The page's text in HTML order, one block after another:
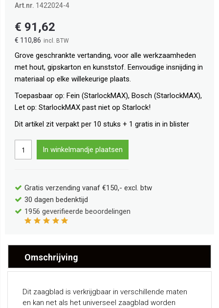
Art.nr. 1422024-4
€ 110,86
€ 91,62
Grove geschrankte vertanding, voor alle werkzaamheden
met hout, gipskarton en kunststof. Eenvoudige insnijding in
materiaal op elke willekeurige plaats.
Toepasbaar op: Fein (StarlockMAX), Bosch (StarlockMAX),
Let op: StarlockMAX past niet op Starlock!
Dit artikel zit verpakt per 10 stuks + 1 gratis in in blister
In winkelmandje plaatsen
Gratis verzending vanaf €150,- excl. btw
30 dagen bedenktijd
1956 geverifieerde beoordelingen
Omschrijving
Dit zaagblad is verkrijgbaar in verschillende maten
en kan net als het universeel zaagblad worden